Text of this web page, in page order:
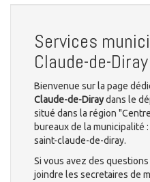
Services
Claude-de-Diray
Bienvenue sur la page
Claude-de-Diraydans le
situé dans la région
bureaux de la municipalité
saint-claude-de-diray.
Si vous avez des
joindre les secretaires de